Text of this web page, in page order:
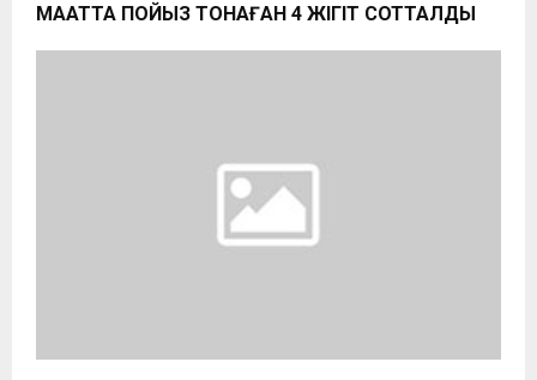
МАҚАТТА ПОЙЫЗ ТОНАҒАН 4 ЖІГІТ СОТТАЛДЫ